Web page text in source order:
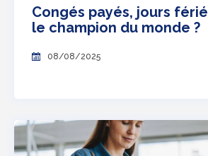
Congés payés, jours
le champion du monde ?
08/08/2025